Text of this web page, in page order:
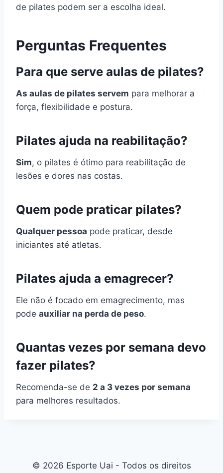
de pilates podem ser a escolha ideal.
Perguntas Frequentes
Para que serve aulas de pilates?
As aulas de pilates servem para melhorar a
força, flexibilidade e postura.
Pilates ajuda na reabilitação?
Sim, o pilates é ótimo para reabilitação de
lesões e dores nas costas.
Quem pode praticar pilates?
Qualquer pessoa pode praticar, desde
iniciantes até atletas.
Pilates ajuda a emagrecer?
Ele não é focado em emagrecimento, mas
pode auxiliar na perda de peso.
Quantas vezes por semana devo
fazer pilates?
Recomenda-se de 2 a 3 vezes por semana
para melhores resultados.
© 2026 Esporte Uai - Todos os direitos